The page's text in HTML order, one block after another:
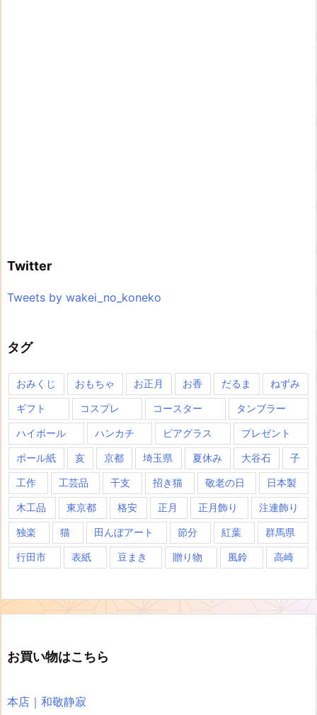
Twitter
Tweets by wakei_no_koneko
タグ
おみくじ おもちゃ お正月 お香 だるま ねずみ
ギフト コスプレ コースター タンブラー
ハイボール ハンカチ ビアグラス プレゼント
ボール紙 亥 京都 埼玉県 夏休み 大谷石 子
工作 工芸品 干支 招き猫 敬老の日 日本製
木工品 東京都 格安 正月 正月飾り 注連飾り
独楽 猫 田んぼアート 節分 紅葉 群馬県
行田市 表紙 豆まき 贈り物 風鈴 高崎
お買い物はこちら
本店｜和敬静寂